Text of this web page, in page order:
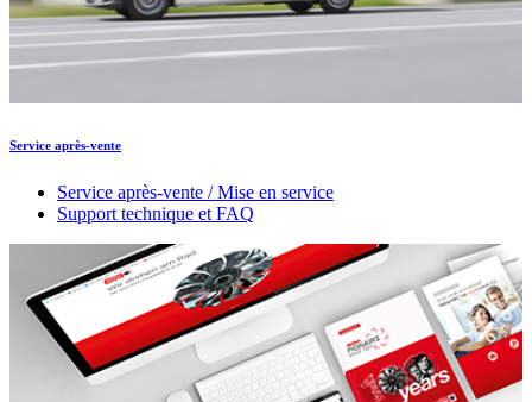
Service après-vente
Service après-vente / Mise en service
Support technique et FAQ